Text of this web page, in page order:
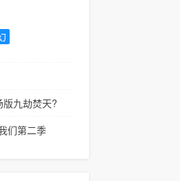
版九劫焚天?
们第二季